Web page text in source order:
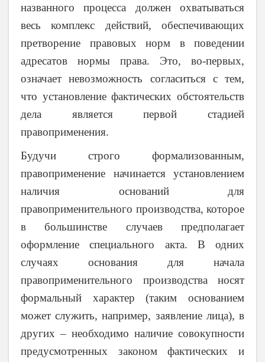
названного процесса должен охватываться
весь комплекс действий, обеспечивающих
претворение правовых норм в поведении
адресатов нормы права. Это, во-первых,
означает невозможность согласиться с тем,
что установление фактических обстоятельств
дела является первой стадией
правоприменения.
Будучи строго формализованным,
правоприменение начинается установлением
наличия оснований для
правоприменительного производства, которое
в большинстве случаев предполагает
оформление специального акта. В одних
случаях основания для начала
правоприменительного производства носят
формальный характер (таким основанием
может служить, например, заявление лица), в
других – необходимо наличие совокупности
предусмотренных законом фактических и